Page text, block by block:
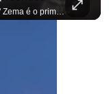
"O Brasil já teve um presidente empreendedor?" Zema é o primeiro a sentar na cadeira. Outros três presidenciáveis ainda vão passar por ela. A Sabatina Presidencial está no ar, com perguntas que vieram de uma pesquisa inédita com empresários. Acompanhe AO VIVO no YouTube do G4 Business. Se você busca informação com credibilidade, inscreva-se agora e ative o